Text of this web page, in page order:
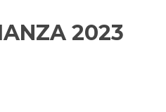
2023